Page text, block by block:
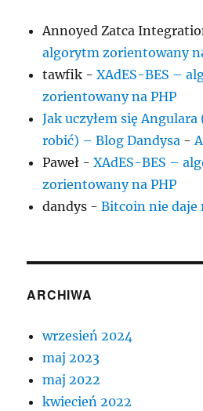
Annoyed Zatca
algorytm zorientowany
tawfik -XAdES-BES –
zorientowany na PHP
Jak uczyłem się
robić) – Blog Dandysa -
Paweł -XAdES-BES –
zorientowany na PHP
dandys -Bitcoin nie daje
ARCHIWA
wrzesień 2024
maj 2023
maj 2022
kwiecień 2022